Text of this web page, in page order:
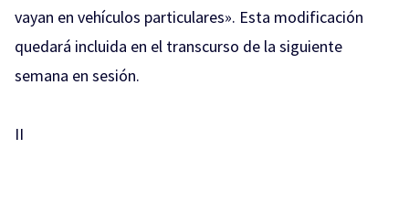
vayan en vehículos particulares». Esta modificación
quedará incluida en el transcurso de la siguiente
semana en sesión.
II